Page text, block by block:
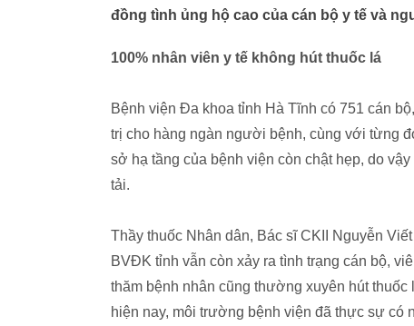
đồng tình ủng hộ cao của cán bộ y tế và
100% nhân viên y tế không hút thuốc lá
Bệnh viện Đa khoa tỉnh Hà Tĩnh có 751 cán
trị cho hàng ngàn người bệnh, cùng với từng
sở hạ tầng của bệnh viện còn chật hẹp, do
tải.
Thầy thuốc Nhân dân, Bác sĩ CKII Nguyễn
BVĐK tỉnh vẫn còn xảy ra tình trạng cán bộ,
thăm bệnh nhân cũng thường xuyên hút
hiện nay, môi trường bệnh viện đã thực sự có